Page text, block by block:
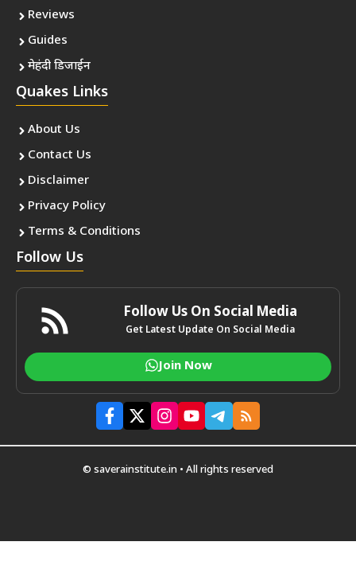
Reviews
Guides
मेहंदी डिजाईन
Quakes Links
About Us
Contact Us
Disclaimer
Privacy Policy
Terms & Conditions
Follow Us
Follow Us On Social Media
Get Latest Update On Social Media
Join Now
© saverainstitute.in • All rights reserved